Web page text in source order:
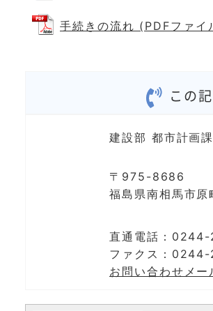
手続きの流れ (PDFファイ
この
建設部 都市計画
〒975-8686
福島県南相馬市原
直通電話：
ファクス：
お問い合わせメー